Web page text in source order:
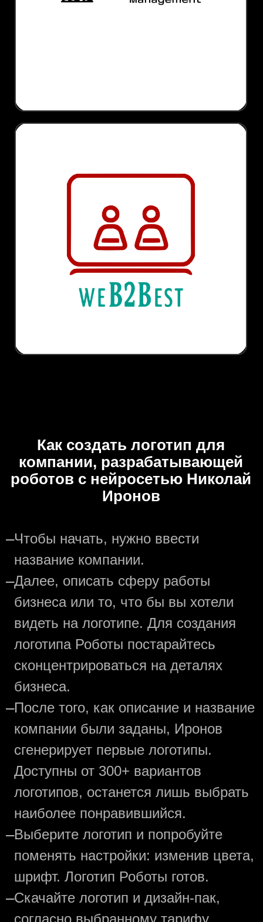
Как создать логотип для
компании, разрабатывающей
роботов с нейросетью Николай
Иронов
—Чтобы начать, нужно ввести
название компании.
—Далее, описать сферу работы
бизнеса или то, что бы вы хотели
видеть на логотипе. Для создания
логотипа Роботы постарайтесь
сконцентрироваться на деталях
бизнеса.
—После того, как описание и название
компании были заданы, Иронов
сгенерирует первые логотипы.
Доступны от 300+ вариантов
логотипов, останется лишь выбрать
наиболее понравившийся.
—Выберите логотип и попробуйте
поменять настройки: изменив цвета,
шрифт. Логотип Роботы готов.
—Скачайте логотип и дизайн-пак,
согласно выбранному тарифу.